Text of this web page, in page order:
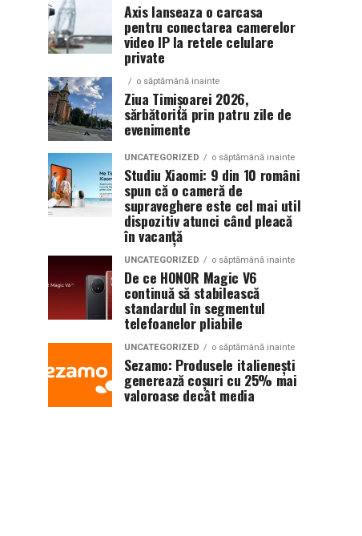
Axis lanseaza o carcasa
pentru conectarea camerelor
video IP la retele celulare
private
o săptămână inainte
Ziua Timișoarei 2026,
sărbătorită prin patru zile de
evenimente
UNCATEGORIZED o săptămână inainte
Studiu Xiaomi: 9 din 10 români
spun că o cameră de
supraveghere este cel mai util
dispozitiv atunci când pleacă
în vacanță
UNCATEGORIZED o săptămână inainte
De ce HONOR Magic V6
continuă să stabilească
standardul în segmentul
telefoanelor pliabile
UNCATEGORIZED o săptămână inainte
Sezamo: Produsele italienești
generează coșuri cu 25% mai
valoroase decât media